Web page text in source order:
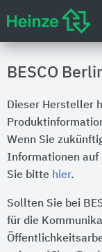
BESCO
Dieser Hersteller
Wenn Sie
Informationen auf
Sie bitte hier.
Sollten Sie bei
für die